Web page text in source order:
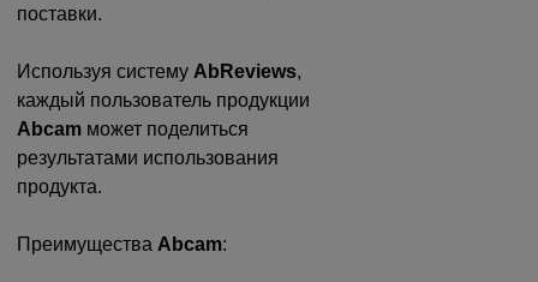
Контакты
поставки.
Используя систему AbReviews,
каждый пользователь продукции
Abcam может поделиться
результатами использования
продукта.
Преимущества Abcam: